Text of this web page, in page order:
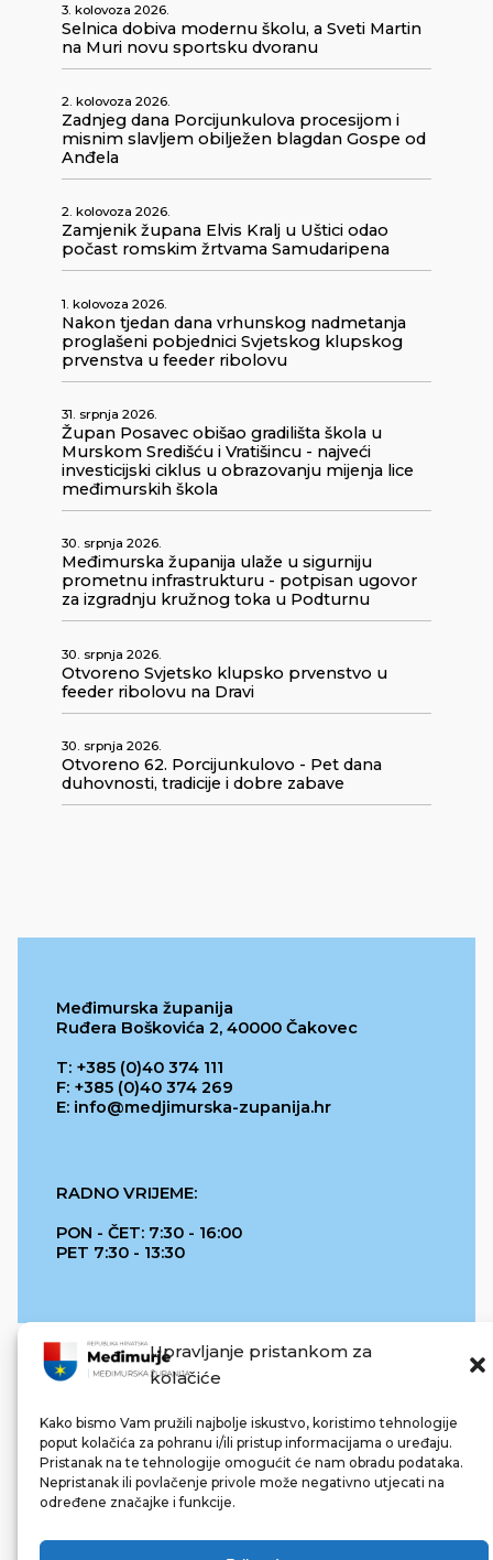
Upravljanje pristankom za
kolačiće
Kako bismo Vam pružili najbolje iskustvo, koristimo tehnologije
poput kolačića za pohranu i/ili pristup informacijama o uređaju.
Pristanak na te tehnologije omogućit će nam obradu podataka.
Nepristanak ili povlačenje privole može negativno utjecati na
određene značajke i funkcije.
3. kolovoza 2026.
Selnica dobiva modernu školu, a Sveti Martin
na Muri novu sportsku dvoranu
2. kolovoza 2026.
Zadnjeg dana Porcijunkulova procesijom i
misnim slavljem obilježen blagdan Gospe od
Anđela
2. kolovoza 2026.
Zamjenik župana Elvis Kralj u Uštici odao
počast romskim žrtvama Samudaripena
1. kolovoza 2026.
Nakon tjedan dana vrhunskog nadmetanja
proglašeni pobjednici Svjetskog klupskog
prvenstva u feeder ribolovu
31. srpnja 2026.
Župan Posavec obišao gradilišta škola u
Murskom Središću i Vratišincu - najveći
investicijski ciklus u obrazovanju mijenja lice
međimurskih škola
30. srpnja 2026.
Međimurska županija ulaže u sigurniju
prometnu infrastrukturu - potpisan ugovor
za izgradnju kružnog toka u Podturnu
30. srpnja 2026.
Otvoreno Svjetsko klupsko prvenstvo u
feeder ribolovu na Dravi
30. srpnja 2026.
Otvoreno 62. Porcijunkulovo - Pet dana
duhovnosti, tradicije i dobre zabave
Međimurska županija
Ruđera Boškovića 2, 40000 Čakovec
T: +385 (0)40 374 111
F: +385 (0)40 374 269
E: info@medjimurska-zupanija.hr
RADNO VRIJEME:
PON - ČET: 7:30 - 16:00
PET 7:30 - 13:30
REPUBLIKA HRVATSKA